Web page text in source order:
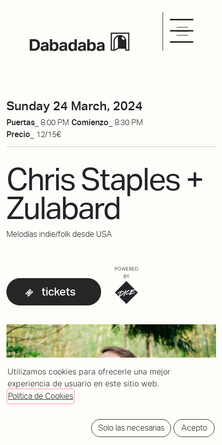
Sunday 24 March, 2024
Puertas_ 8:00 PM Comienzo_ 8:30 PM
Precio_
12/15€
Chris Staples +
Zulabard
Melodías indie/folk desde USA
tickets
POWERED
BY
Utilizamos cookies para ofrecerle una mejor
experiencia de usuario en este sitio web.
Política de Cookies
Solo las necesarias Acepto